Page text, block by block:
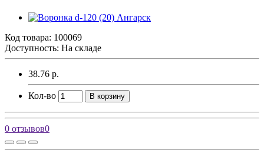
Код товара: 100069
Доступность: На складе
38.76 р.
Кол-во В корзину
0 отзывов0